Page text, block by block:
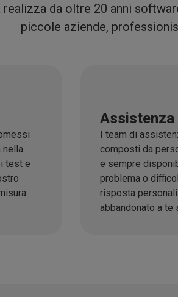
realizza da oltre 20 anni
piccole aziende,
nella
test e
Assistenza
I team di
composti da
e sempre
problema o
risposta
abbandonato a te